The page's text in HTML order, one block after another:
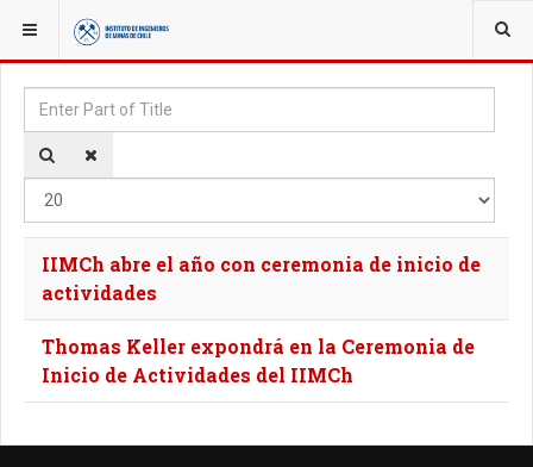
YOU ARE HERE: TAGS
Enter Part of Title
IIMCh abre el año con ceremonia de inicio de
actividades
Thomas Keller expondrá en la Ceremonia de
Inicio de Actividades del IIMCh